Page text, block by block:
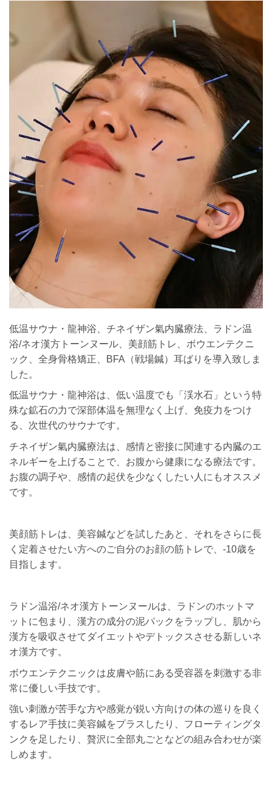
低温サウナ・龍神浴、チネイザン氣内臓療法、ラドン温
浴/ネオ漢方トーンヌール、美顔筋トレ、ボウエンテクニ
ック、 全身骨格矯正、BFA（戦場鍼）耳ばりを導入致しま
した。
低温サウナ・龍神浴は、低い温度でも「渓水石」という特
殊な鉱石の力で深部体温を無理なく上げ、免疫力をつけ
る、次世代のサウナです。
チネイザン氣内臓療法は、感情と密接に関連する内臓のエ
ネルギーを上げることで、お腹から健康になる療法です。
お腹の調子や、感情の起伏を少なくしたい人にもオススメ
です。
美顔筋トレは、美容鍼などを試したあと、それをさらに長
く定着させたい方へのご自分のお顔の筋トレで、-10歳を
目指します。
ラドン温浴/ネオ漢方トーンヌールは、ラドンのホットマ
ットに包まり、漢方の成分の泥パックをラップし、肌から
漢方を吸収させてダイエットやデトックスさせる新しいネ
オ漢方です。
ボウエンテクニックは皮膚や筋にある受容器を刺激する非
常に優しい手技です。
強い刺激が苦手な方や感覚が鋭い方向けの体の巡りを良く
するレア手技に美容鍼をプラスしたり、フローティングタ
ンクを足したり、贅沢に全部丸ごとなどの組み合わせが楽
しめます。